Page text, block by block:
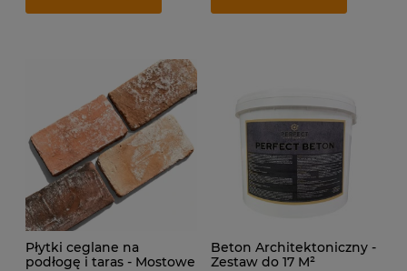
Płytki ceglane na
podłogę i taras - Mostowe
Beton Architektoniczny -
Zestaw do 17 M²
Dodaj do koszyka